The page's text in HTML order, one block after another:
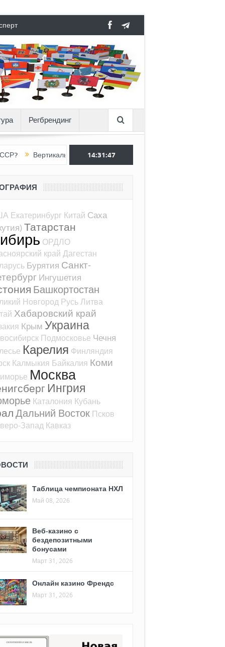
Регбрендинг
под давлением Тоннель в пустоте, как Ёжик в тумане
14:31:48
Екатеринбург Китай Саха
Татарстан
ОРДЛО
край Дагестан
Бурятия Санкт-
Ингушетия
Башкортостан
Новгород РусьЛитва
Хабаровский край
Крым Украина
Подмосковье Чечня
Карелия Финляндия
Калмыкия Байкалия Коми
Москва
Ингрия
Каталония Кубань
Дальний Восток Псков
Запад Кавказ
Таблица чемпионата НХЛ
Май 08, 2026
Веб-казино с
бездепозитными
бонусами
Март 31, 2026
Онлайн казино Френдс
Март 31, 2026